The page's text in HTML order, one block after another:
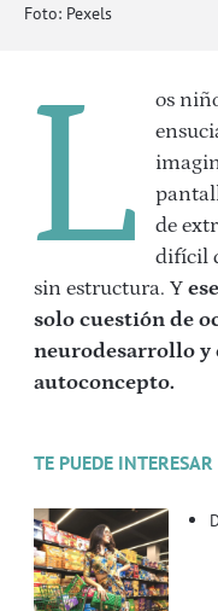
Foto: Pexels
L
os
de
difícil
sin estructura. Y
solo cuestión de
neurodesarrollo
autoconcepto.
TE PUEDE INTERESAR